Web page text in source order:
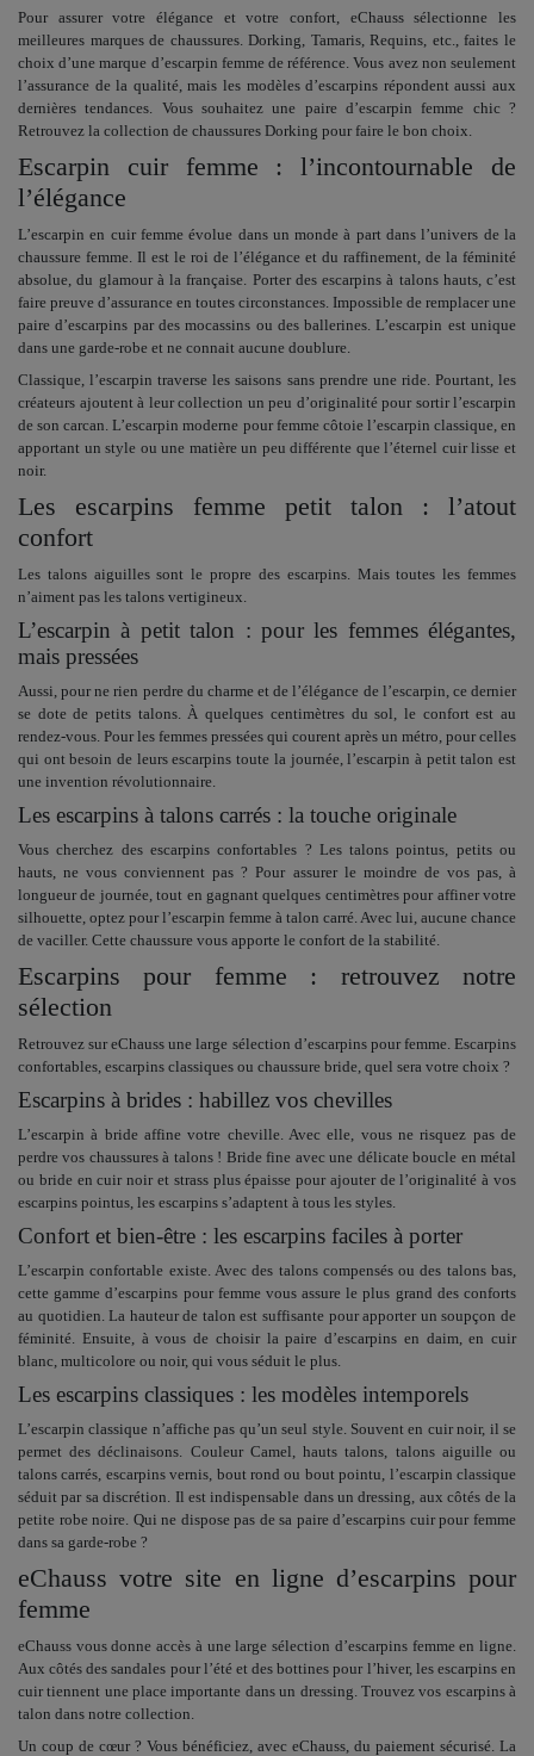
Pour assurer votre élégance et votre confort, eChauss sélectionne les
meilleures marques de chaussures. Dorking, Tamaris, Requins, etc., faites le
choix d’unemarque d’escarpin femme de référence. Vous avez non seulement
l’assurance de la qualité, mais les modèles d’escarpins répondent aussi aux
dernières tendances. Vous souhaitez une paire d’escarpin femme chic ?
Retrouvez la collection de chaussures Dorking pour faire le bon choix.
Escarpin cuir femme : l’incontournable de
l’élégance
L’escarpin en cuir femme évolue dans un monde à part dans l’univers de la
chaussure femme. Il est le roi de l’élégance et du raffinement, de la féminité
absolue, du glamour à la française. Porter des escarpins à talons hauts, c’est
faire preuve d’assurance en toutes circonstances. Impossible de remplacer une
paire d’escarpins par des mocassins ou des ballerines. L’escarpin est unique
dans une garde-robe et ne connait aucune doublure.
Classique, l’escarpin traverse les saisons sans prendre une ride. Pourtant, les
créateurs ajoutent à leur collection un peu d’originalité pour sortir l’escarpin
de son carcan. L’escarpin moderne pour femme côtoie l’escarpin classique, en
apportant un style ou une matière un peu différente que l’éternel cuir lisse et
noir.
Les escarpins femme petit talon : l’atout
confort
Les talons aiguilles sont le propre des escarpins. Mais toutes les femmes
n’aiment pas les talons vertigineux.
L’escarpin à petit talon : pour les femmes élégantes,
mais pressées
Aussi, pour ne rien perdre du charme et de l’élégance de l’escarpin, ce dernier
se dote de petits talons. À quelques centimètres du sol, le confort est au
rendez-vous. Pour les femmes pressées qui courent après un métro, pour celles
qui ont besoin de leurs escarpins toute la journée, l’escarpin à petit talon est
une invention révolutionnaire.
Les escarpins à talons carrés : la touche originale
Vous cherchez des escarpins confortables ? Les talons pointus, petits ou
hauts, ne vous conviennent pas ? Pour assurer le moindre de vos pas, à
longueur de journée, tout en gagnant quelques centimètres pour affiner votre
silhouette, optez pour l’escarpin femme à talon carré . Avec lui, aucune chance
de vaciller. Cette chaussure vous apporte le confort de la stabilité.
Escarpins pour femme : retrouvez notre
sélection
Retrouvez sur eChauss une large sélection d’escarpins pour femme. Escarpins
confortables, escarpins classiques ou chaussure bride, quel sera votre choix ?
Escarpins à brides : habillez vos chevilles
L’escarpin à bride affine votre cheville. Avec elle, vous ne risquez pas de
perdre vos chaussures à talons ! Bride fine avec une délicate boucle en métal
ou bride en cuir noir et strass plus épaisse pour ajouter de l’originalité à vos
escarpins pointus, les escarpins s’adaptent à tous les styles.
Confort et bien-être : les escarpins faciles à porter
L’escarpin confortable existe. Avec des talons compensés ou des talons bas,
cette gamme d’escarpins pour femme vous assure le plus grand des conforts
au quotidien. La hauteur de talon est suffisante pour apporter un soupçon de
féminité. Ensuite, à vous de choisir la paire d’escarpins en daim, en cuir
blanc, multicolore ou noir, qui vous séduit le plus.
Les escarpins classiques : les modèles intemporels
L’escarpin classique n’affiche pas qu’un seul style. Souvent en cuir noir, il se
permet des déclinaisons. Couleur Camel, hauts talons, talons aiguille ou
talons carrés, escarpins vernis, bout rond ou bout pointu, l’escarpin classique
séduit par sa discrétion. Il est indispensable dans un dressing, aux côtés de la
petite robe noire. Qui ne dispose pas de sa paire d’escarpins cuir pour femme
dans sa garde-robe ?
eChauss votre site en ligne d’escarpins pour
femme
eChauss vous donne accès à une large sélection d’escarpins femme en ligne
Aux côtés des sandales pour l’été et des bottines pour l’hiver, les escarpins en
cuir tiennent une place importante dans un dressing. Trouvez vos escarpins à
talon dans notre collection.
Un coup de cœur ? Vous bénéficiez, avec eChauss, du paiement sécurisé. La